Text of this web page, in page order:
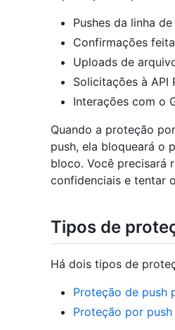
Pushes da linha
Confirmações
Uploads de
Solicitações à API
Interações com o
Quando a proteção
push, ela bloqueará o
bloco. Você precisará
confidenciais e tentar
Tipos de
Há dois tipos de
Proteção de push
Proteção por